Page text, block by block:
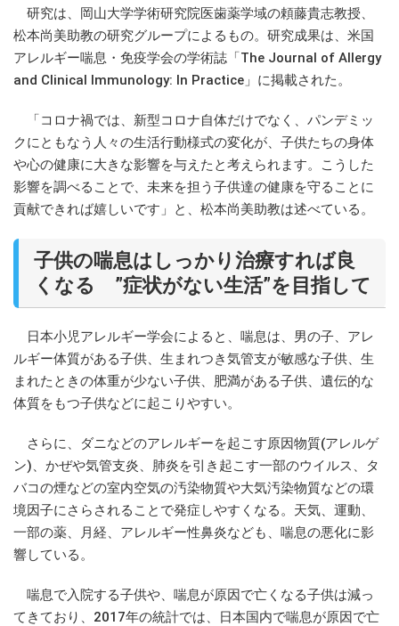
研究は、岡山大学学術研究院医歯薬学域の頼藤貴志教授、
松本尚美助教の研究グループによるもの。研究成果は、米国
アレルギー喘息・免疫学会の学術誌「The Journal of Allergy
and Clinical Immunology: In Practice」に掲載された。
「コロナ禍では、新型コロナ自体だけでなく、パンデミッ
クにともなう人々の生活行動様式の変化が、子供たちの身体
や心の健康に大きな影響を与えたと考えられます。こうした
影響を調べることで、未来を担う子供達の健康を守ることに
貢献できれば嬉しいです」と、松本尚美助教は述べている。
子供の喘息はしっかり治療すれば良
くなる ”症状がない生活”を目指して
日本小児アレルギー学会によると、喘息は、男の子、アレ
ルギー体質がある子供、生まれつき気管支が敏感な子供、生
まれたときの体重が少ない子供、肥満がある子供、遺伝的な
体質をもつ子供などに起こりやすい。
さらに、ダニなどのアレルギーを起こす原因物質(アレルゲ
ン)、かぜや気管支炎、肺炎を引き起こす一部のウイルス、タ
バコの煙などの室内空気の汚染物質や大気汚染物質などの環
境因子にさらされることで発症しやすくなる。天気、運動、
一部の薬、月経、アレルギー性鼻炎なども、喘息の悪化に影
響している。
喘息で入院する子供や、喘息が原因で亡くなる子供は減っ
てきており、2017年の統計では、日本国内で喘息が原因で亡